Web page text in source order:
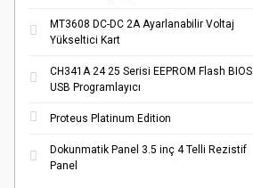
MT3608 DC-DC 2A Ayarlanabilir Voltaj
Yükseltici Kart
CH341A 24 25 Serisi EEPROM Flash BIOS
USB Programlayıcı
Proteus Platinum Edition
Dokunmatik Panel 3.5 inç 4 Telli Rezistif
Panel